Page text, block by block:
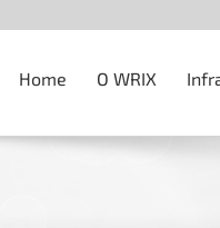
Home O WRIX